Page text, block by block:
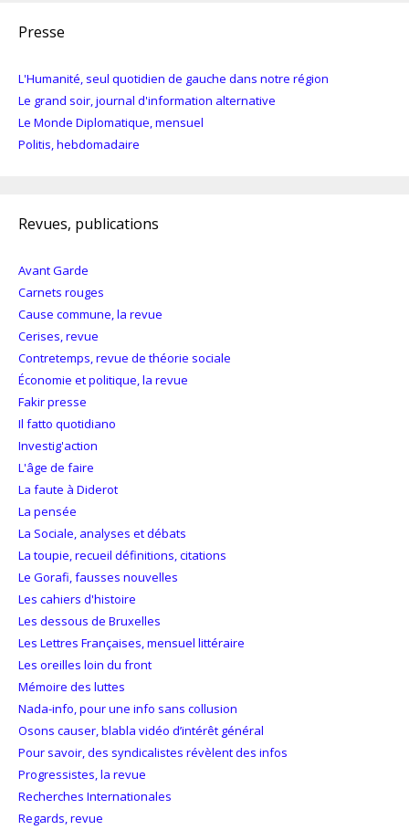
Presse
L'Humanité, seul quotidien de gauche dans notre région
Le grand soir, journal d'information alternative
Le Monde Diplomatique, mensuel
Politis, hebdomadaire
Revues, publications
Avant Garde
Carnets rouges
Cause commune, la revue
Cerises, revue
Contretemps, revue de théorie sociale
Économie et politique, la revue
Fakir presse
Il fatto quotidiano
Investig'action
L'âge de faire
La faute à Diderot
La pensée
La Sociale, analyses et débats
La toupie, recueil définitions, citations
Le Gorafi, fausses nouvelles
Les cahiers d'histoire
Les dessous de Bruxelles
Les Lettres Françaises, mensuel littéraire
Les oreilles loin du front
Mémoire des luttes
Nada-info, pour une info sans collusion
Osons causer, blabla vidéo d’intérêt général
Pour savoir, des syndicalistes révèlent des infos
Progressistes, la revue
Recherches Internationales
Regards, revue